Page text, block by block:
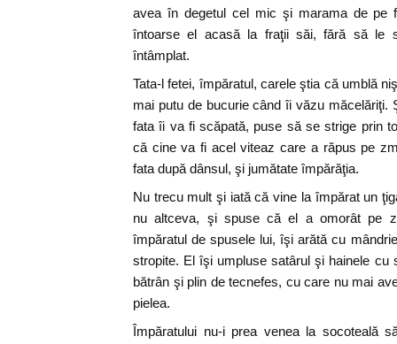
avea în degetul cel mic şi marama de pe
întoarse el acasă la fraţii săi, fără să le
întâmplat.
Tata-l fetei, împăratul, carele ştia că umblă
mai putu de bucurie când îi văzu măcelăriţi.
fata îi va fi scăpată, puse să se strige prin
că cine va fi acel viteaz care a răpus pe
fata după dânsul, şi jumătate împărăţia.
Nu trecu mult şi iată că vine la împărat un
nu altceva, şi spuse că el a omorât pe
împăratul de spusele lui, îşi arătă cu
stropite. El îşi umpluse satârul şi hainele cu
bătrân şi plin de tecnefes, cu care nu mai
pielea.
Împăratului nu-i prea venea la socoteală